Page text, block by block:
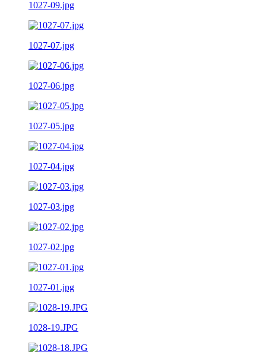
1027-09.jpg
1027-07.jpg
1027-06.jpg
1027-05.jpg
1027-04.jpg
1027-03.jpg
1027-02.jpg
1027-01.jpg
1028-19.JPG